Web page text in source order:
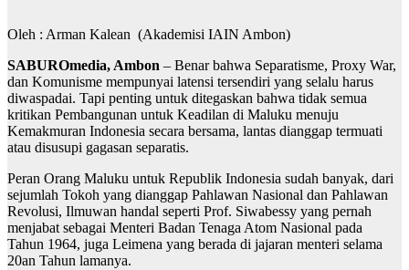
Oleh : Arman Kalean (Akademisi IAIN Ambon)
SABUROmedia, Ambon – Benar bahwa Separatisme, Proxy War,
dan Komunisme mempunyai latensi tersendiri yang selalu harus
diwaspadai. Tapi penting untuk ditegaskan bahwa tidak semua
kritikan Pembangunan untuk Keadilan di Maluku menuju
Kemakmuran Indonesia secara bersama, lantas dianggap termuati
atau disusupi gagasan separatis.
Peran Orang Maluku untuk Republik Indonesia sudah banyak, dari
sejumlah Tokoh yang dianggap Pahlawan Nasional dan Pahlawan
Revolusi, Ilmuwan handal seperti Prof. Siwabessy yang pernah
menjabat sebagai Menteri Badan Tenaga Atom Nasional pada
Tahun 1964, juga Leimena yang berada di jajaran menteri selama
20an Tahun lamanya.